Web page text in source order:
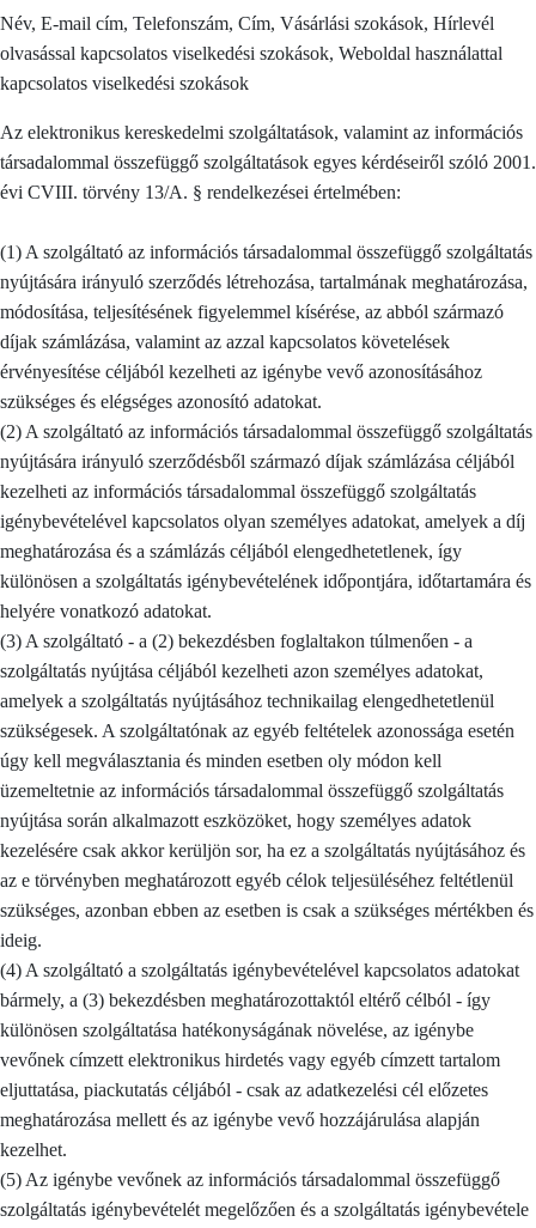
Név, E-mail cím, Telefonszám, Cím, Vásárlási szokások, Hírlevél
olvasással kapcsolatos viselkedési szokások, Weboldal használattal
kapcsolatos viselkedési szokások
Az elektronikus kereskedelmi szolgáltatások, valamint az információs
társadalommal összefüggő szolgáltatások egyes kérdéseiről szóló 2001.
évi CVIII. törvény 13/A. § rendelkezései értelmében:
(1) A szolgáltató az információs társadalommal összefüggő szolgáltatás
nyújtására irányuló szerződés létrehozása, tartalmának meghatározása,
módosítása, teljesítésének figyelemmel kísérése, az abból származó
díjak számlázása, valamint az azzal kapcsolatos követelések
érvényesítése céljából kezelheti az igénybe vevő azonosításához
szükséges és elégséges azonosító adatokat.
(2) A szolgáltató az információs társadalommal összefüggő szolgáltatás
nyújtására irányuló szerződésből származó díjak számlázása céljából
kezelheti az információs társadalommal összefüggő szolgáltatás
igénybevételével kapcsolatos olyan személyes adatokat, amelyek a díj
meghatározása és a számlázás céljából elengedhetetlenek, így
különösen a szolgáltatás igénybevételének időpontjára, időtartamára és
helyére vonatkozó adatokat.
(3) A szolgáltató - a (2) bekezdésben foglaltakon túlmenően - a
szolgáltatás nyújtása céljából kezelheti azon személyes adatokat,
amelyek a szolgáltatás nyújtásához technikailag elengedhetetlenül
szükségesek. A szolgáltatónak az egyéb feltételek azonossága esetén
úgy kell megválasztania és minden esetben oly módon kell
üzemeltetnie az információs társadalommal összefüggő szolgáltatás
nyújtása során alkalmazott eszközöket, hogy személyes adatok
kezelésére csak akkor kerüljön sor, ha ez a szolgáltatás nyújtásához és
az e törvényben meghatározott egyéb célok teljesüléséhez feltétlenül
szükséges, azonban ebben az esetben is csak a szükséges mértékben és
ideig.
(4) A szolgáltató a szolgáltatás igénybevételével kapcsolatos adatokat
bármely, a (3) bekezdésben meghatározottaktól eltérő célból - így
különösen szolgáltatása hatékonyságának növelése, az igénybe
vevőnek címzett elektronikus hirdetés vagy egyéb címzett tartalom
eljuttatása, piackutatás céljából - csak az adatkezelési cél előzetes
meghatározása mellett és az igénybe vevő hozzájárulása alapján
kezelhet.
(5) Az igénybe vevőnek az információs társadalommal összefüggő
szolgáltatás igénybevételét megelőzően és a szolgáltatás igénybevétele